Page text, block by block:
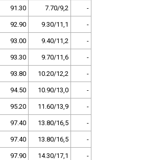
91.30 7.70/9,2 -
92.90 9.30/11,1 -
93.00 9.40/11,2 -
93.30 9.70/11,6 -
93.80 10.20/12,2 -
94.50 10.90/13,0 -
95.20 11.60/13,9 -
97.40 13.80/16,5 -
97.40 13.80/16,5 -
97.90 14.30/17,1 -